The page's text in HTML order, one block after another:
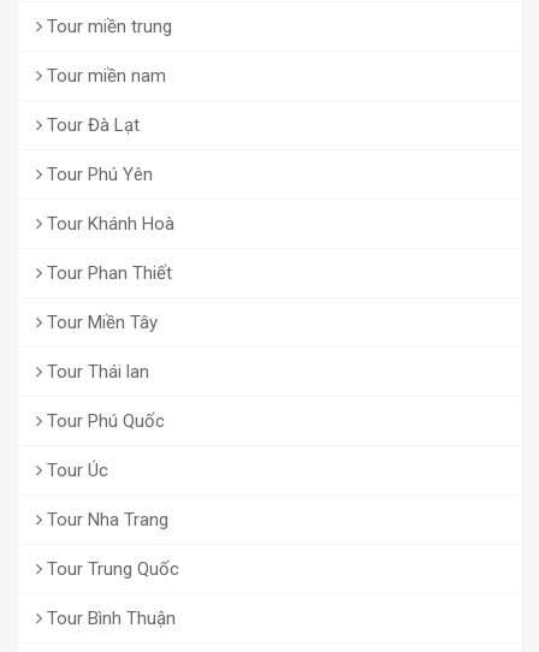
Tour miền trung
Tour miền nam
Tour Đà Lạt
Tour Phú Yên
Tour Khánh Hoà
Tour Phan Thiết
Tour Miền Tây
Tour Thái lan
Tour Phú Quốc
Tour Úc
Tour Nha Trang
Tour Trung Quốc
Tour Bình Thuận